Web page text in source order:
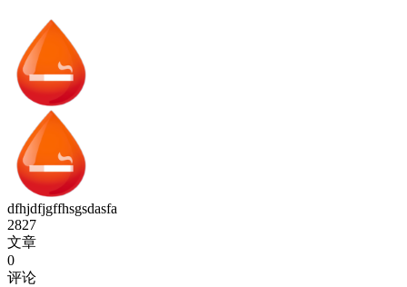
dfhjdfjgffhsgsdasfa
2827
文章
0
评论